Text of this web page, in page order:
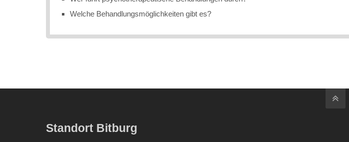
Welche Behandlungsmöglichkeiten gibt es?
Standort Bitburg